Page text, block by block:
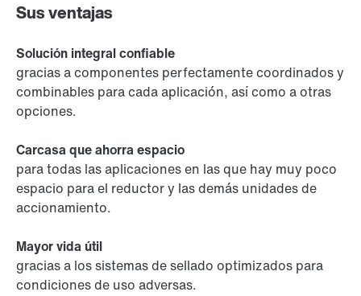
Sus ventajas
Solución integral confiable
gracias a componentes perfectamente coordinados y
combinables para cada aplicación, así como a otras
opciones.
Carcasa que ahorra espacio
para todas las aplicaciones en las que hay muy poco
espacio para el reductor y las demás unidades de
accionamiento.
Mayor vida útil
gracias a los sistemas de sellado optimizados para
condiciones de uso adversas.